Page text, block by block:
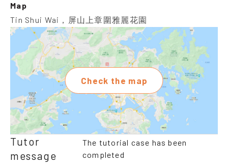
Map
Tin Shui Wai，屏山上章圍雅麗花園
Check the map
Tutor
message
The tutorial case has been
completed